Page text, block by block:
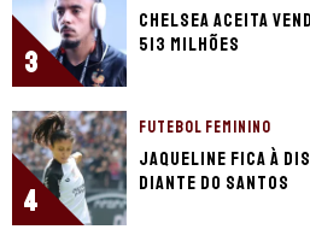
3
Chelsea aceita
513 milhões
4
FUTEBOL FEMININO
Jaqueline fica à
diante do Santos